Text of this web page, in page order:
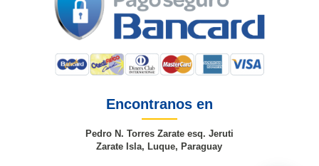
Encontranos en
Pedro N. Torres Zarate esq. Jeruti
Zarate Isla, Luque, Paraguay